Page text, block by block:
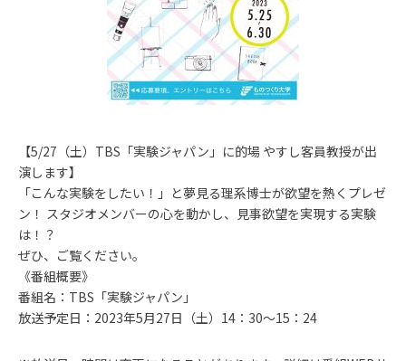
【5/27（土）TBS「実験ジャパン」に的場 やすし客員教授が出
演します】
「こんな実験をしたい！」と夢見る理系博士が欲望を熱くプレゼ
ン！ スタジオメンバーの心を動かし、見事欲望を実現する実験
は！？
ぜひ、ご覧ください。
《番組概要》
番組名：TBS「実験ジャパン」
放送予定日：2023年5月27日（土）14：30～15：24